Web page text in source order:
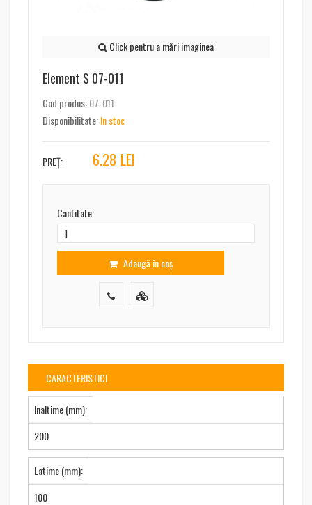
Click pentru a mări imaginea
Element S 07-011
Cod produs:07-011
Disponibilitate:In stoc
PREȚ: 6.28 LEI
Cantitate
Adaugă în coș
CARACTERISTICI
Inaltime (mm):
200
Latime (mm):
100